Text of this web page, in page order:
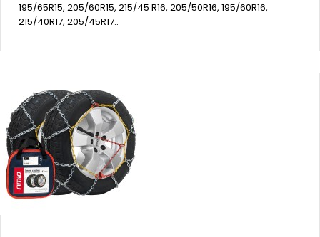
195/65R15, 205/60R15, 215/45 R16, 205/50R16, 195/60R16,
215/40R17, 205/45R17..